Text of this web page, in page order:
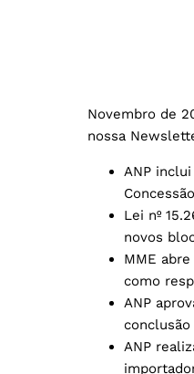
Novembro de
nossa
ANP
Lei nº
novos
MME
como
ANP
ANP